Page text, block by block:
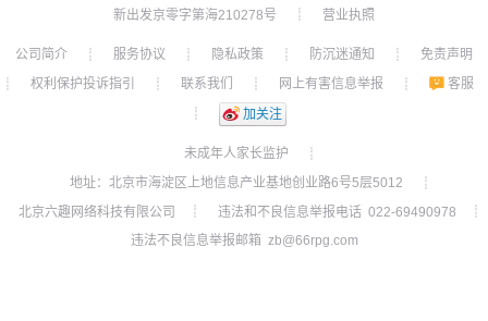
新出发京零字第海210278号
┊ 营业执照
公司简介 ┊ 服务协议 ┊ 隐私政策 ┊ 防沉迷通知 ┊
免责声明
┊
权利保护投诉指引 ┊ 联系我们 ┊ 网上有害信息举报 ┊
客服
┊
加关注
未成年人家长监护
┊
地址：北京市海淀区上地信息产业基地创业路6号5层5012
┊
北京六趣网络科技有限公司
┊ 违法和不良信息举报电话 022-69490978
┊
违法不良信息举报邮箱 zb@66rpg.com